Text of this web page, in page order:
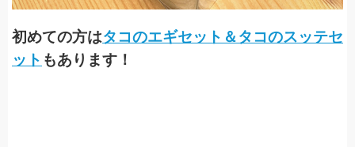
初めての方はタコのエギセット＆タコのスッテセ
ット もあります！